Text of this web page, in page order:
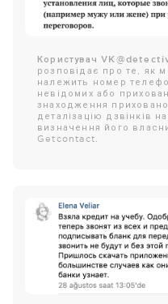
Користувач
розповідає про те, як
належить номер
невідомих або
знаходження
деталізацію дзвінків
визначення його
Getcontact.